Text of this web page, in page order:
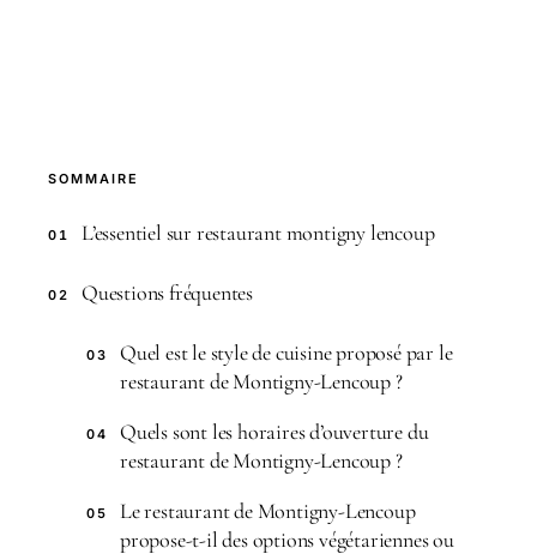
SOMMAIRE
01 L’essentiel sur restaurant montigny lencoup
02 Questions fréquentes
03
Quel est le style de cuisine proposé par le
restaurant de Montigny-Lencoup ?
04
Quels sont les horaires d’ouverture du
restaurant de Montigny-Lencoup ?
05
Le restaurant de Montigny-Lencoup
propose-t-il des options végétariennes ou